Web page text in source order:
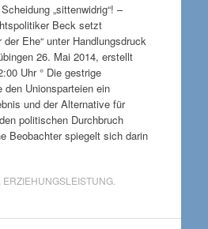
„sittenwidrig“! –
Beck setzt
Ehe“ unter Handlungsdruck
26. Mai 2014, erstellt
Uhr ° Die gestrige
den Unionsparteien ein
und der Alternative für
politischen Durchbruch
Beobachter spiegelt sich darin
ERZIEHUNGSLEISTUNG.